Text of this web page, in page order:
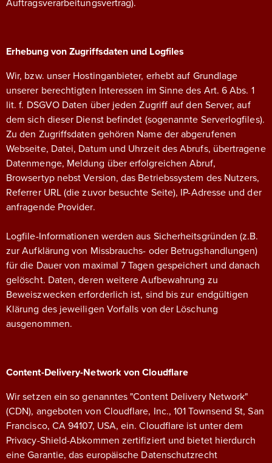
Auftragsverarbeitungsvertrag).
Erhebung von Zugriffsdaten und Logfiles
Wir, bzw. unser Hostinganbieter, erhebt auf Grundlage
unserer berechtigten Interessen im Sinne des Art. 6 Abs. 1
lit. f. DSGVO Daten über jeden Zugriff auf den Server, auf
dem sich dieser Dienst befindet (sogenannte Serverlogfiles).
Zu den Zugriffsdaten gehören Name der abgerufenen
Webseite, Datei, Datum und Uhrzeit des Abrufs, übertragene
Datenmenge, Meldung über erfolgreichen Abruf,
Browsertyp nebst Version, das Betriebssystem des Nutzers,
Referrer URL (die zuvor besuchte Seite), IP-Adresse und der
anfragende Provider.
Logfile-Informationen werden aus Sicherheitsgründen (z.B.
zur Aufklärung von Missbrauchs- oder Betrugshandlungen)
für die Dauer von maximal 7 Tagen gespeichert und danach
gelöscht. Daten, deren weitere Aufbewahrung zu
Beweiszwecken erforderlich ist, sind bis zur endgültigen
Klärung des jeweiligen Vorfalls von der Löschung
ausgenommen.
Content-Delivery-Network von Cloudflare
Wir setzen ein so genanntes "Content Delivery Network"
(CDN), angeboten von Cloudflare, Inc., 101 Townsend St, San
Francisco, CA 94107, USA, ein. Cloudflare ist unter dem
Privacy-Shield-Abkommen zertifiziert und bietet hierdurch
eine Garantie, das europäische Datenschutzrecht